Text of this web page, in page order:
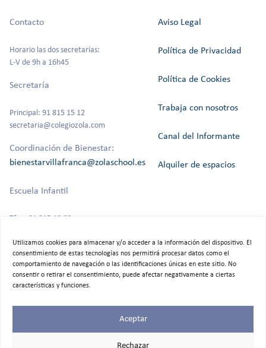
Utilizamos cookies para almacenar y/o acceder a la información del dispositivo. El
consentimiento de estas tecnologías nos permitirá procesar datos como el
comportamiento de navegación o las identificaciones únicas en este sitio. No
consentir o retirar el consentimiento, puede afectar negativamente a ciertas
características y funciones.
Aceptar
Rechazar
Contacto
Horario las dos secretarías:
L-V de 9h a 16h45
Secretaría
Principal: 91 815 15 12
secretaria@colegiozola.com
Coordinación de Bienestar:
bienestarvillafranca@zolaschool.es
Escuela Infantil
Tfno: 91 815 40 60
Aviso Legal
Política de Privacidad
Política de Cookies
Trabaja con nosotros
Canal del Informante
Alquiler de espacios
©2025 Colegio Bilingüe Zola Villafranca.
Todos los derechos reservados